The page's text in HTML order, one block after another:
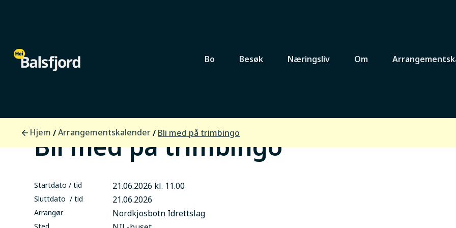
Bo Besøk Næringsliv Om
Hjem /Arrangementskalender/ Bli med på trimbingo
Bli med på trimbingo
Startdato / tid 21.06.2026 kl. 11.00
Sluttdato / tid 21.06.2026
Arrangør Nordkjosbotn Idrettslag